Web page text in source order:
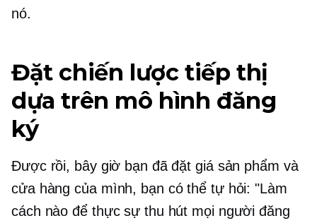
nó.
Đặt chiến lược tiếp thị
dựa trên mô hình đăng
ký
Được rồi, bây giờ bạn đã đặt giá sản phẩm và
cửa hàng của mình, bạn có thể tự hỏi: "Làm
cách nào để thực sự thu hút mọi người đăng